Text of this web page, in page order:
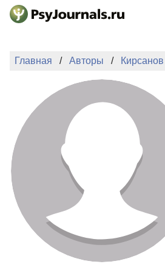
Перейти к основному содержанию
НОВОСТИ
АВТОРЫ
ПОДАТЬ
БАЗА
КЛЮЧЕВЫЕ
Регистрация
Главная Авторы